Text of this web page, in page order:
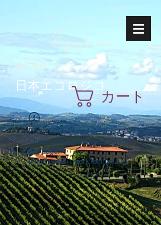
Ecoyapann
株式会社
日本エコロジコカート
Widget Didn’t Load
Check your internet and refresh
this page.
If that doesn’t work, contact us.